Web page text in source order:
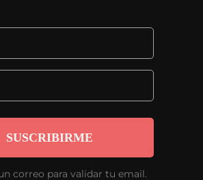
SUSCRIBIRME
correo para validar tu email.